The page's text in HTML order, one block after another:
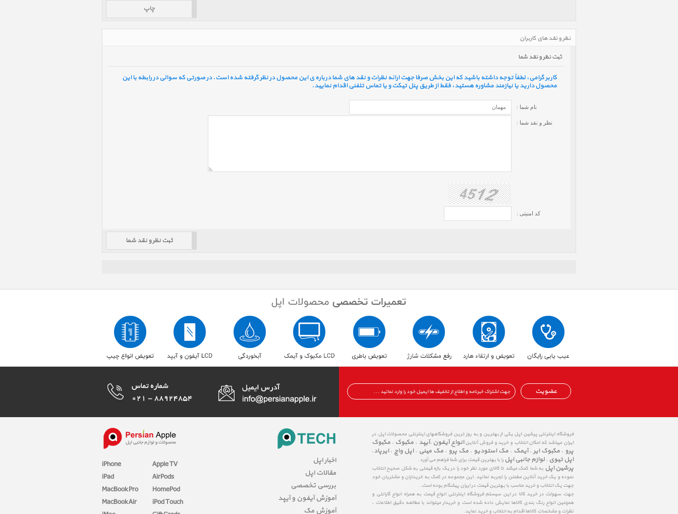
چاپ
نظر و نقد های کاربران
ثبت نظر و نقد شما
کاربر گرامی، لطفاً توجه داشته باشید که این بخش صرفا جهت ارائه نظرات و نقد های شما درباره ی این محصول در نظر گرفته شده است. در صورتی که سوالی در رابطه با این
محصول دارید یا نیازمند مشاوره هستید، فقط از طریق پنل تیکت و یا تماس تلفنی اقدام نمایید.
نام شما :
نظر و نقد شما :
کد امنیتی :
عضویت
iPhone
iPad
MacBook Pro
MacBook Air
Apple TV
AirPods
HomePod
iPod Touch
اخبار اپل
مقالات اپل
بررسی تخصصی
آموزش آیفون و آیپد
آموزش مک
فروشگاه اینترنتی پرشین اپل یکی از بهترین و به روز ترین فروشگاههای اینترنتی محصولات اپل در
ایران میباشد که امکان انتخاب و خرید و فروش آنلاینانواع آیفون ،آیپد ، مکبوک ، مکبوک
پرو ، مکبوک ایر ، آیمک ، مک استودیو ، مک پرو ، مک مینی ، اپل واچ ، ایرپاد،
اپل تیوی ، لوازم جانبی اپل را با بهترین قیمت برای شما فراهم می آورد.
پرشین اپل به شما کمک میکند تا کالای مورد نظر خود را در یک بازه قیمتی به شکل صحیح انتخاب
نموده و یک خرید آنلاین مطمئن را تجربه نمائید. این مجموعه در کمک به خریداران و مشتریان خود
جهت یک انتخاب و خرید مناسب با بهترین قیمت در ایران پیشگام بوده است.
جهت سهولت در خرید کالا در این سیستم فروشگاه اینترنتی انواع قیمت به همراه انواع گارانتی و
همچنین انواع رنگ بندی کالاها نمایش داده شده است و خریدار میتواند با مطالعه دقیق اطلاعات ،
نظرات و مشخصات کالاها اقدام به انتخاب و خرید نماید.